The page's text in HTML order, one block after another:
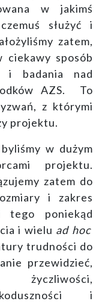
w jakimś
służyć i
zatem,
ciekawy sposób
i badania nad
AZS. To
z którymi
projektu.
w dużym
projektu.
zatem do
i zakres
tego poniekąd
i wielu ad hoc
trudności do
przewidzieć,
i